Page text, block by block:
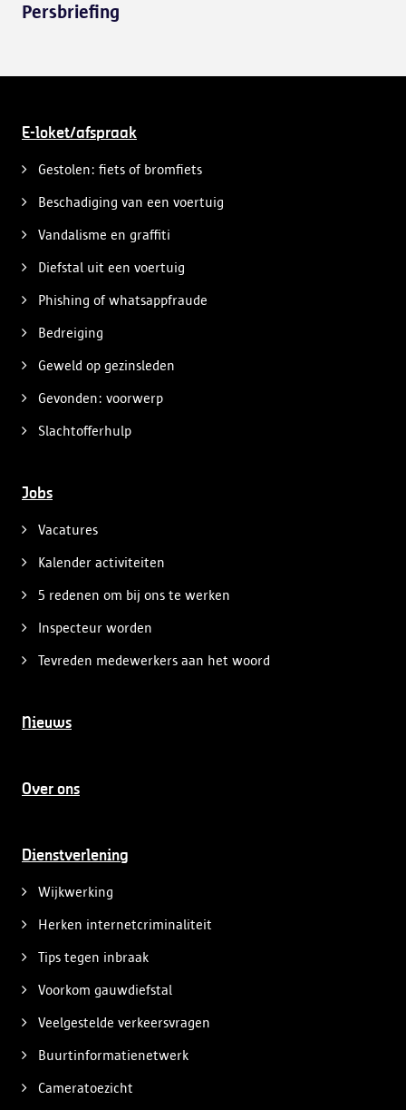
Persbriefing
E-loket/afspraak
Gestolen: fiets of bromfiets
Beschadiging van een voertuig
Vandalisme en graffiti
Diefstal uit een voertuig
Phishing of whatsappfraude
Bedreiging
Geweld op gezinsleden
Gevonden: voorwerp
Slachtofferhulp
Jobs
Vacatures
Kalender activiteiten
5 redenen om bij ons te werken
Inspecteur worden
Tevreden medewerkers aan het woord
Nieuws
Over ons
Dienstverlening
Wijkwerking
Herken internetcriminaliteit
Tips tegen inbraak
Voorkom gauwdiefstal
Veelgestelde verkeersvragen
Buurtinformatienetwerk
Cameratoezicht